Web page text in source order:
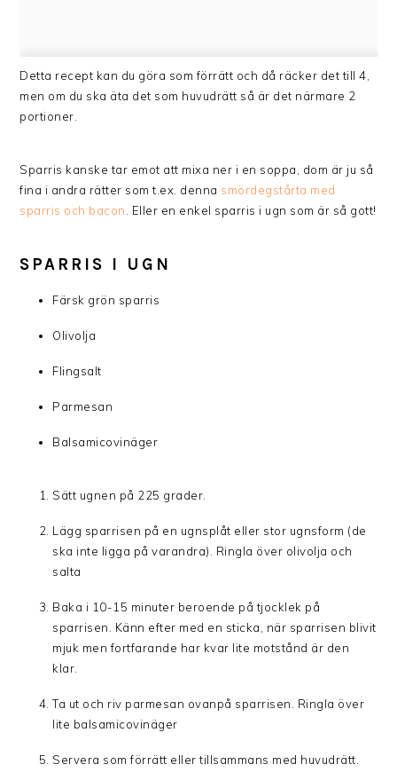
Detta recept kan du göra som förrätt och då räcker det till 4,
men om du ska äta det som huvudrätt så är det närmare 2
portioner.
Sparris kanske tar emot att mixa ner i en soppa, dom är ju så
fina i andra rätter som t.ex. denna smördegstårta med
sparris och bacon. Eller en enkel sparris i ugn som är så gott!
SPARRIS I UGN
Färsk grön sparris
Olivolja
Flingsalt
Parmesan
Balsamicovinäger
Sätt ugnen på 225 grader.
Lägg sparrisen på en ugnsplåt eller stor ugnsform (de
ska inte ligga på varandra). Ringla över olivolja och
salta
Baka i 10-15 minuter beroende på tjocklek på
sparrisen. Känn efter med en sticka, när sparrisen blivit
mjuk men fortfarande har kvar lite motstånd är den
klar.
Ta ut och riv parmesan ovanpå sparrisen. Ringla över
lite balsamicovinäger
Servera som förrätt eller tillsammans med huvudrätt.